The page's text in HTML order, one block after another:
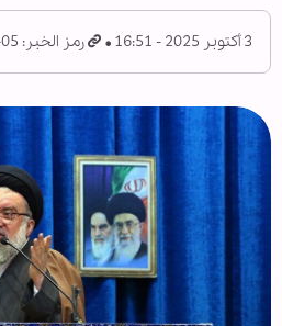
3 أكتوبر 2025 - 16:51 رمز الخبر: 1734405